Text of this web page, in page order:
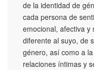
de la identidad de
cada persona de
emocional, afectiva y
diferente al suyo, de
género, así como a
relaciones íntimas y